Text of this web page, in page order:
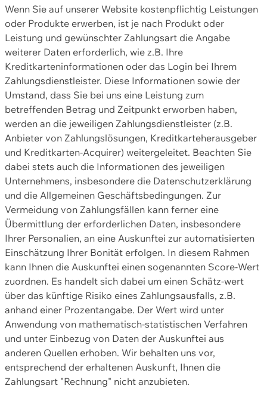
Wenn Sie auf unserer Website kostenpflichtig Leistungen
oder Produkte erwerben, ist je nach Produkt oder
Leistung und gewünschter Zahlungsart die Angabe
weiterer Daten erforderlich, wie z.B. Ihre
Kreditkarteninformationen oder das Login bei Ihrem
Zahlungsdienstleister. Diese Informationen sowie der
Umstand, dass Sie bei uns eine Leistung zum
betreffenden Betrag und Zeitpunkt erworben haben,
werden an die jeweiligen Zahlungsdienstleister (z.B.
Anbieter von Zahlungslösungen, Kreditkarteherausgeber
und Kreditkarten-Acquirer) weitergeleitet. Beachten Sie
dabei stets auch die Informationen des jeweiligen
Unternehmens, insbesondere die Datenschutzerklärung
und die Allgemeinen Geschäftsbedingungen. Zur
Vermeidung von Zahlungsfällen kann ferner eine
Übermittlung der erforderlichen Daten, insbesondere
Ihrer Personalien, an eine Auskunftei zur automatisierten
Einschätzung Ihrer Bonität erfolgen. In diesem Rahmen
kann Ihnen die Auskunftei einen sogenannten Score-Wert
zuordnen. Es handelt sich dabei um einen Schätz-wert
über das künftige Risiko eines Zahlungsausfalls, z.B.
anhand einer Prozentangabe. Der Wert wird unter
Anwendung von mathematisch-statistischen Verfahren
und unter Einbezug von Daten der Auskunftei aus
anderen Quellen erhoben. Wir behalten uns vor,
entsprechend der erhaltenen Auskunft, Ihnen die
Zahlungsart "Rechnung" nicht anzubieten.